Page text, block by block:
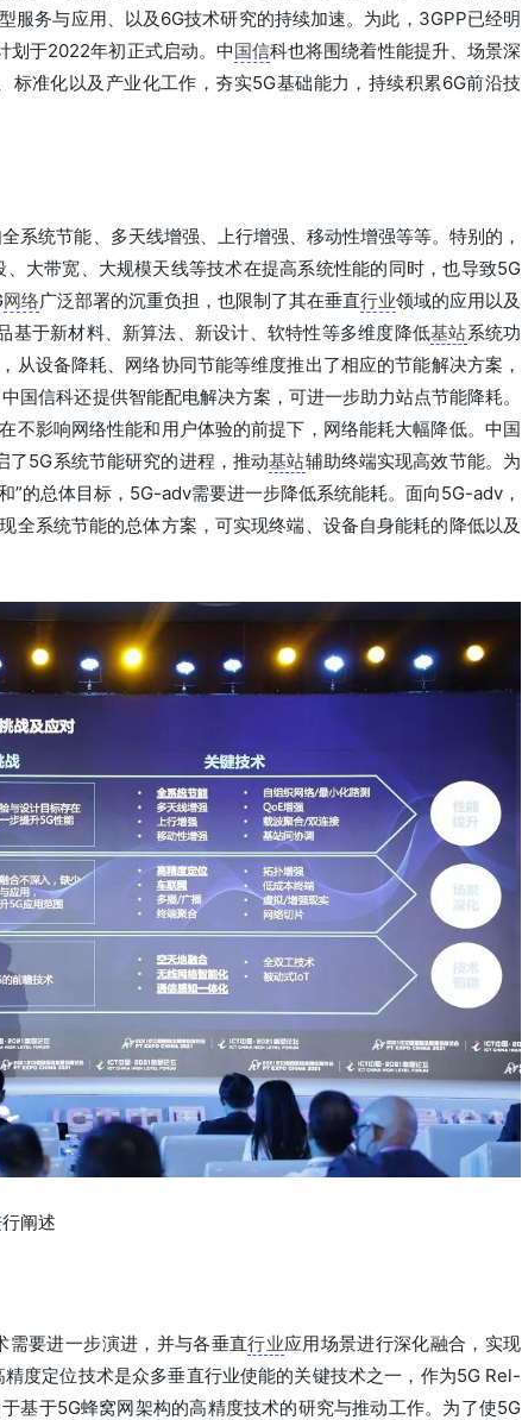
服务与应用、以及6G技术研究的持续加速。为此，3GPP已经明
划于2022年初正式启动。中国信科也将围绕着性能提升、场景深
准化以及产业化工作，夯实5G基础能力，持续积累6G前沿技
系统节能、多天线增强、上行增强、移动性增强等等。特别的，
大带宽、大规模天线等技术在提高系统性能的同时，也导致5G
网络广泛部署的沉重负担，也限制了其在垂直行业领域的应用以及
基于新材料、新算法、新设计、软特性等多维度降低基站系统功
从设备降耗、网络协同节能等维度推出了相应的节能解决方案，
国信科还提供智能配电解决方案，可进一步助力站点节能降耗。
不影响网络性能和用户体验的前提下，网络能耗大幅降低。中国
了5G系统节能研究的进程，推动基站辅助终端实现高效节能。为
”的总体目标，5G-adv需要进一步降低系统能耗。面向5G-adv，
全系统节能的总体方案，可实现终端、设备自身能耗的降低以及
阐述
需要进一步演进，并与各垂直行业应用场景进行深化融合，实现
度定位技术是众多垂直行业使能的关键技术之一，作为5G Rel-
基于5G蜂窝网架构的高精度技术的研究与推动工作。为了使5G